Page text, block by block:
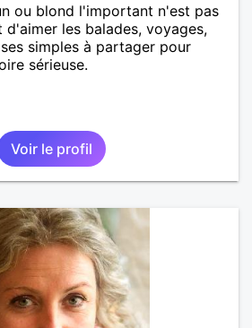
ou blond l'important n'est pas
les balades, voyages,
simples à partager pour
sérieuse.
Voir le profil